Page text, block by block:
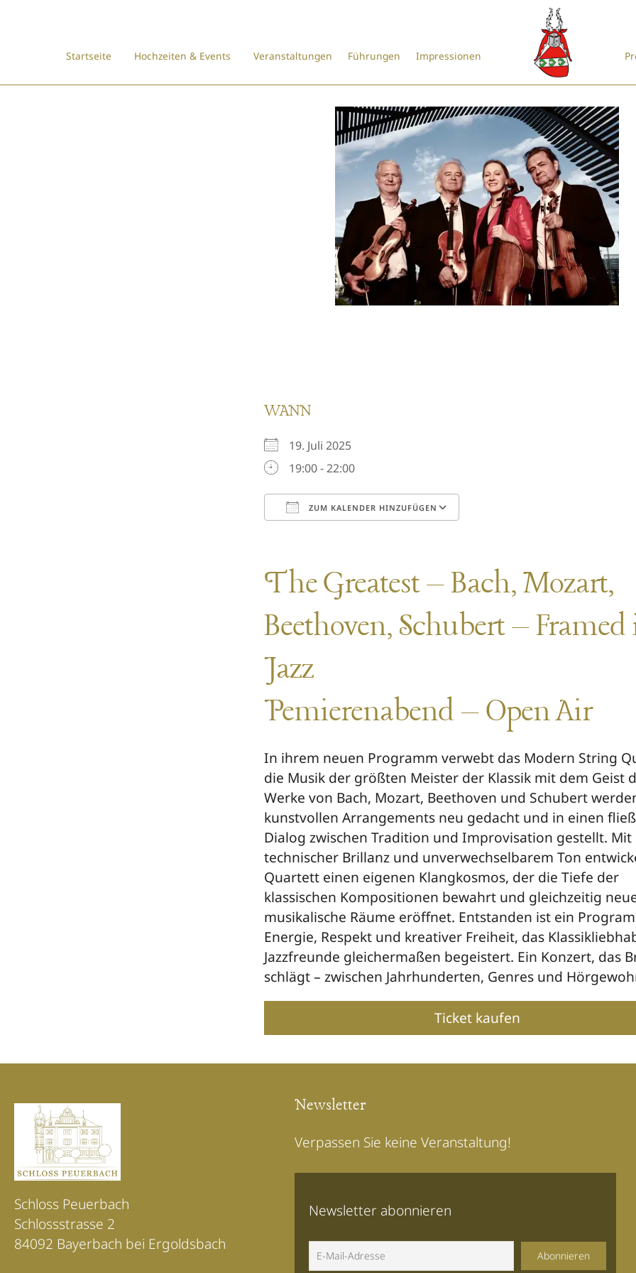
Startseite Hochzeiten & Events Veranstaltungen Führungen Impressionen
WANN
19. Juli 2025
19:00 - 22:00
ZUM KALENDER HINZUFÜGEN
The Greatest – Bach, Mozart,
Beethoven, Schubert –
Jazz
Pemierenabend – Open Air
In ihrem neuen Programm verwebt das Modern String
die Musik der größten Meister der Klassik mit dem Geist
Werke von Bach, Mozart, Beethoven und Schubert
kunstvollen Arrangements neu gedacht und in einen
Dialog zwischen Tradition und Improvisation gestellt. Mit
technischer Brillanz und unverwechselbarem Ton
Quartett einen eigenen Klangkosmos, der die Tiefe der
klassischen Kompositionen bewahrt und gleichzeitig
musikalische Räume eröffnet. Entstanden ist ein
Energie, Respekt und kreativer Freiheit, das
Jazzfreunde gleichermaßen begeistert. Ein Konzert, das
schlägt – zwischen Jahrhunderten, Genres und
Ticket kaufen
Schloss Peuerbach
Schlossstrasse 2
84092 Bayerbach bei Ergoldsbach
Newsletter
Verpassen Sie keine Veranstaltung!
Newsletter abonnieren